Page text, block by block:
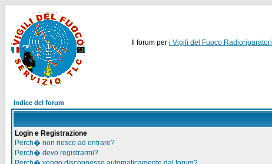
Il forum per i Vigili del Fuoco Radioriparatori
Indice del forum
Login e Registrazione
Perch� non riesco ad entrare?
Perch� devo registrarmi?